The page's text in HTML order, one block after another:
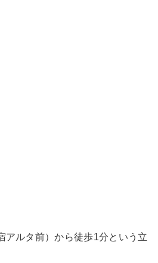
アルタ前）から徒歩1分という立